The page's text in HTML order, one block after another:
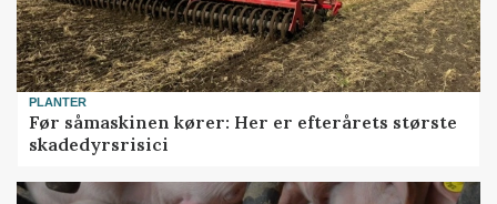
PLANTER
Før såmaskinen kører: Her er efterårets største
skadedyrsrisici